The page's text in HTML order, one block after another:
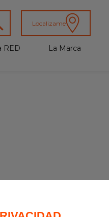
Localizame
RED La Marca